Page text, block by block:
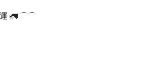
運 🚛 ⌒⌒